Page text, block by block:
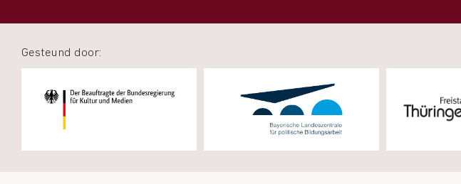
Gesteund door: